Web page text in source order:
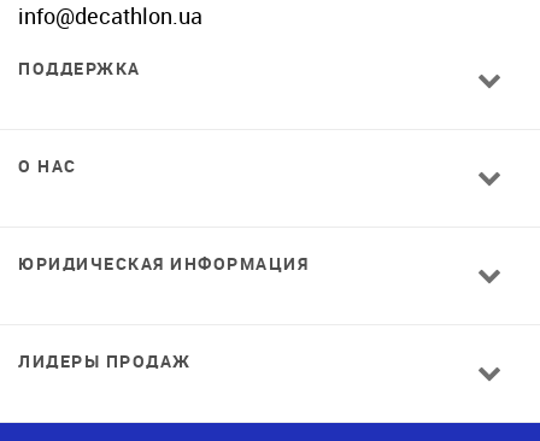
info@decathlon.ua
ПОДДЕРЖКА
О НАС
ЮРИДИЧЕСКАЯ ИНФОРМАЦИЯ
ЛИДЕРЫ ПРОДАЖ